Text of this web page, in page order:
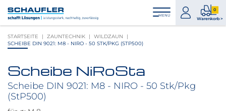
Inhalt
Hauptnavigation
Footernavigation
Logo
Schaufler
verlinkt
zur
MENÜ
zum
Konto
0
Warenkorb >
0
STARTSEITE ZAUNTECHNIK
WILDZAUN
SCHEIBE DIN 9021: M8 - NIRO - 50 STK/PKG (STP500)
Produktbilder
Scheibe NiRoSta
Scheibe DIN 9021: M8 - NIRO - 50 Stk/Pkg
(StP500)